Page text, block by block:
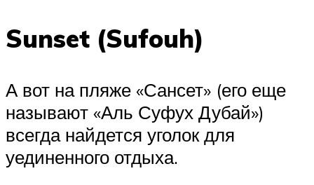
Sunset (Sufouh)
А вот на пляже «Сансет» (его еще
называют «Аль Суфух Дубай»)
всегда найдется уголок для
уединенного отдыха.